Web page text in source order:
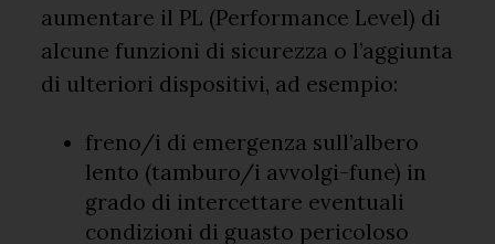
aumentare il PL (Performance Level) di
alcune funzioni di sicurezza o l’aggiunta
di ulteriori dispositivi, ad esempio:
freno/i di emergenza sull’albero
lento (tamburo/i avvolgi-fune) in
grado di intercettare eventuali
condizioni di guasto pericoloso